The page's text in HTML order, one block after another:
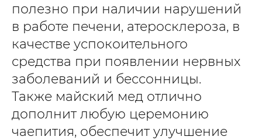
полезно при наличии нарушений
в работе печени, атеросклероза, в
качестве успокоительного
средства при появлении нервных
заболеваний и бессонницы.
Также майский мед отлично
дополнит любую церемонию
чаепития, обеспечит улучшение